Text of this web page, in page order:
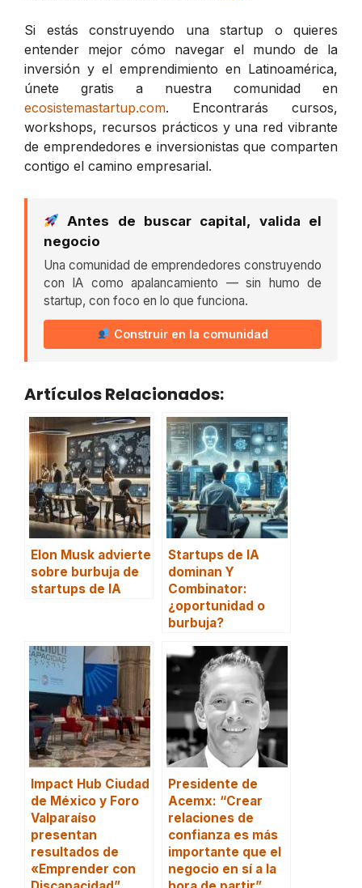
Si estás construyendo una startup o quieres
entender mejor cómo navegar el mundo de la
inversión y el emprendimiento en Latinoamérica,
únete gratis a nuestra comunidad en
ecosistemastartup.com. Encontrarás cursos,
workshops, recursos prácticos y una red vibrante
de emprendedores e inversionistas que comparten
contigo el camino empresarial.
Antes de buscar capital, valida el
negocio
Una comunidad de emprendedores construyendo
con IA como apalancamiento — sin humo de
startup, con foco en lo que funciona.
Construir en la comunidad
Artículos Relacionados:
Elon Musk advierte
sobre burbuja de
startups de IA
Startups de IA
dominan Y
Combinator:
¿oportunidad o
burbuja?
Impact Hub Ciudad
de México y Foro
Valparaíso
presentan
resultados de
«Emprender con
Presidente de
Acemx: “Crear
relaciones de
confianza es más
importante que el
negocio en sí a la